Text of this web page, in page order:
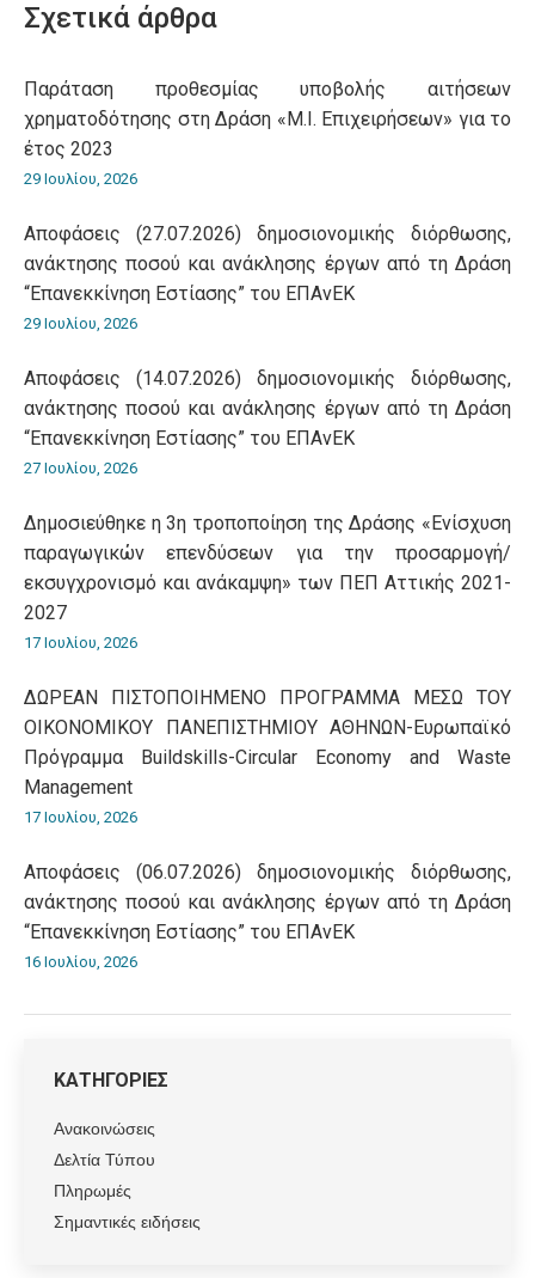
Σχετικά άρθρα
Παράταση προθεσμίας υποβολής αιτήσεων
χρηματοδότησης στη Δράση «Μ.Ι. Επιχειρήσεων» για το
έτος 2023
29 Ιουλίου, 2026
Αποφάσεις (27.07.2026) δημοσιονομικής διόρθωσης,
ανάκτησης ποσού και ανάκλησης έργων από τη Δράση
“Επανεκκίνηση Εστίασης” του ΕΠΑνΕΚ
29 Ιουλίου, 2026
Αποφάσεις (14.07.2026) δημοσιονομικής διόρθωσης,
ανάκτησης ποσού και ανάκλησης έργων από τη Δράση
“Επανεκκίνηση Εστίασης” του ΕΠΑνΕΚ
27 Ιουλίου, 2026
Δημοσιεύθηκε η 3η τροποποίηση της Δράσης «Ενίσχυση
παραγωγικών επενδύσεων για την προσαρμογή/
εκσυγχρονισμό και ανάκαμψη» των ΠΕΠ Αττικής 2021-
2027
17 Ιουλίου, 2026
ΔΩΡΕΑΝ ΠΙΣΤΟΠΟΙΗΜΕΝΟ ΠΡΟΓΡΑΜΜΑ ΜΕΣΩ ΤΟΥ
ΟΙΚΟΝΟΜΙΚΟΥ ΠΑΝΕΠΙΣΤΗΜΙΟΥ ΑΘΗΝΩΝ-Ευρωπαϊκό
Πρόγραμμα Βuildskills-Circular Economy and Waste
Management
17 Ιουλίου, 2026
Αποφάσεις (06.07.2026) δημοσιονομικής διόρθωσης,
ανάκτησης ποσού και ανάκλησης έργων από τη Δράση
“Επανεκκίνηση Εστίασης” του ΕΠΑνΕΚ
16 Ιουλίου, 2026
ΚΑΤΗΓΟΡΙΕΣ
Ανακοινώσεις
Δελτία Τύπου
Πληρωμές
Σημαντικές ειδήσεις